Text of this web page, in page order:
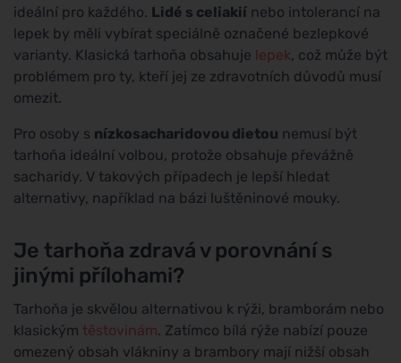
ideální pro každého. Lidé s celiakií nebo intolerancí na
lepek by měli vybírat speciálně označené bezlepkové
varianty. Klasická tarhoňa obsahuje lepek, což může být
problémem pro ty, kteří jej ze zdravotních důvodů musí
omezit.
Pro osoby s nízkosacharidovou dietou nemusí být
tarhoňa ideální volbou, protože obsahuje převážně
sacharidy. V takových případech je lepší hledat
alternativy, například na bázi luštěninové mouky.
Je tarhoňa zdravá v porovnání s
jinými přílohami?
Tarhoňa je skvělou alternativou k rýži, bramborám nebo
klasickým těstovinám. Zatímco bílá rýže nabízí pouze
omezený obsah vlákniny a brambory mají nižší obsah